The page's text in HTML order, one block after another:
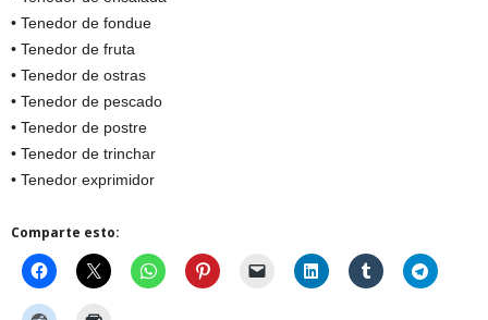
• Tenedor de fondue
• Tenedor de fruta
• Tenedor de ostras
• Tenedor de pescado
• Tenedor de postre
• Tenedor de trinchar
• Tenedor exprimidor
Comparte esto: